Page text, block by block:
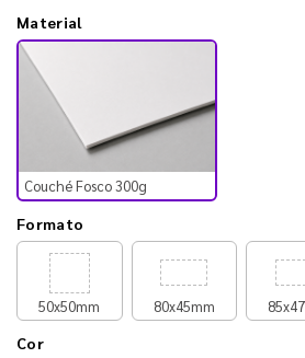
Material
Couché Fosco 300g
Formato
50x50mm 80x45mm
Cor